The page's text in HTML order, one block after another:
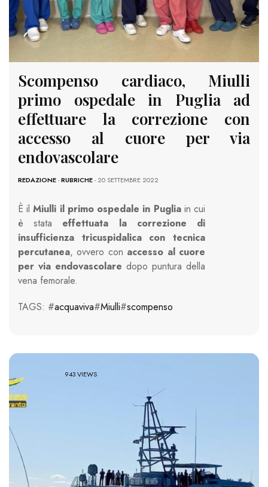
Scompenso cardiaco, Miulli
primo ospedale in Puglia ad
effettuare la correzione con
accesso al cuore per via
endovascolare
REDAZIONE-RUBRICHE- 20 SETTEMBRE 2022
È ilMiulli il primo ospedale in Pugliain cui
è stata effettuata la correzione di
insufficienza tricuspidalica con tecnica
percutanea, ovvero con accesso al cuore
per via endovascolare dopo puntura della
vena femorale.
TAGS: #acquaviva#Miulli#scompenso
943 VIEWS